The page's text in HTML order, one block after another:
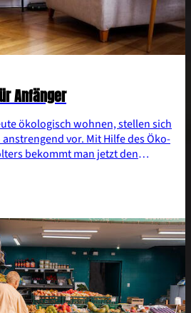
Anfänger
ökologisch wohnen, stellen sich
vor. Mit Hilfe des Öko-
bekommt man jetzt den